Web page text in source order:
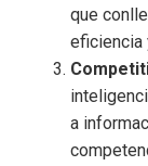
que
eficiencia
a